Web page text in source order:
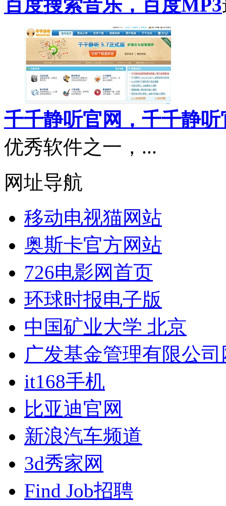
百度搜索音乐，百度MP3
千千静听官网，千千静
优秀软件之一，...
网址导航
移动电视猫网站
奥斯卡官方网站
726电影网首页
环球时报电子版
中国矿业大学 北京
广发基金管理有限公
it168手机
比亚迪官网
新浪汽车频道
3d秀家网
Find Job招聘